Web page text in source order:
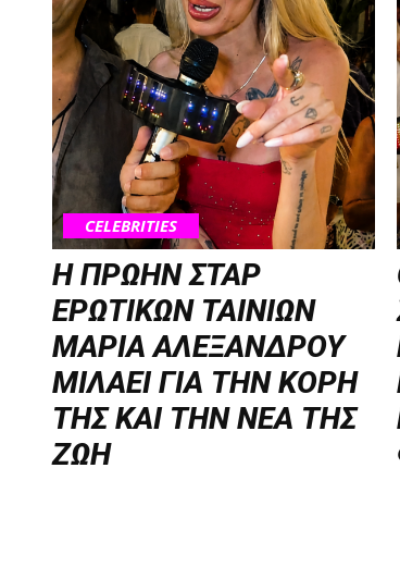
CELEBRITIES
Η ΠΡΩΗΝ ΣΤΑΡ
ΕΡΩΤΙΚΩΝ ΤΑΙΝΙΩΝ
ΜΑΡΙΑ ΑΛΕΞΑΝΔΡΟΥ
ΜΙΛΑΕΙ ΓΙΑ ΤΗΝ ΚΟΡΗ
ΤΗΣ ΚΑΙ ΤΗΝ ΝΕΑ ΤΗΣ
ΖΩΗ